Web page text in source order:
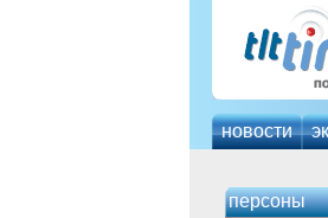
новости
персоны